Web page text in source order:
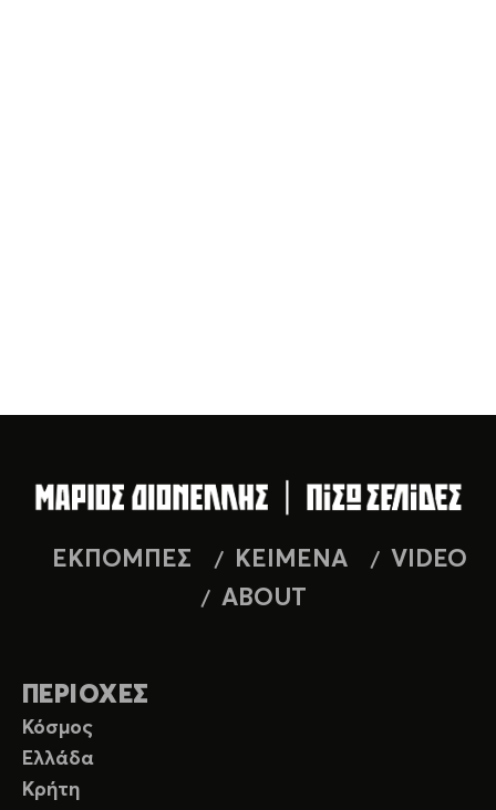
ΕΚΠΟΜΠΕΣ ΚΕΙΜΕΝΑ
VIDEO
ABOUT
ΠΕΡΙΟΧΕΣ
Κόσμος
Ελλάδα
Κρήτη